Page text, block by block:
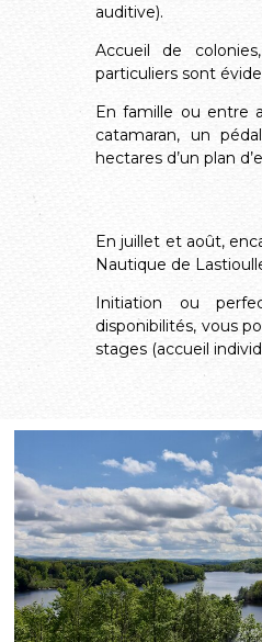
auditive).
Accueil de
particuliers sont
En famille ou entre
catamaran, un
hectares d’un plan
En juillet et août,
Nautique de
Initiation ou
disponibilités, vous
stages (accueil